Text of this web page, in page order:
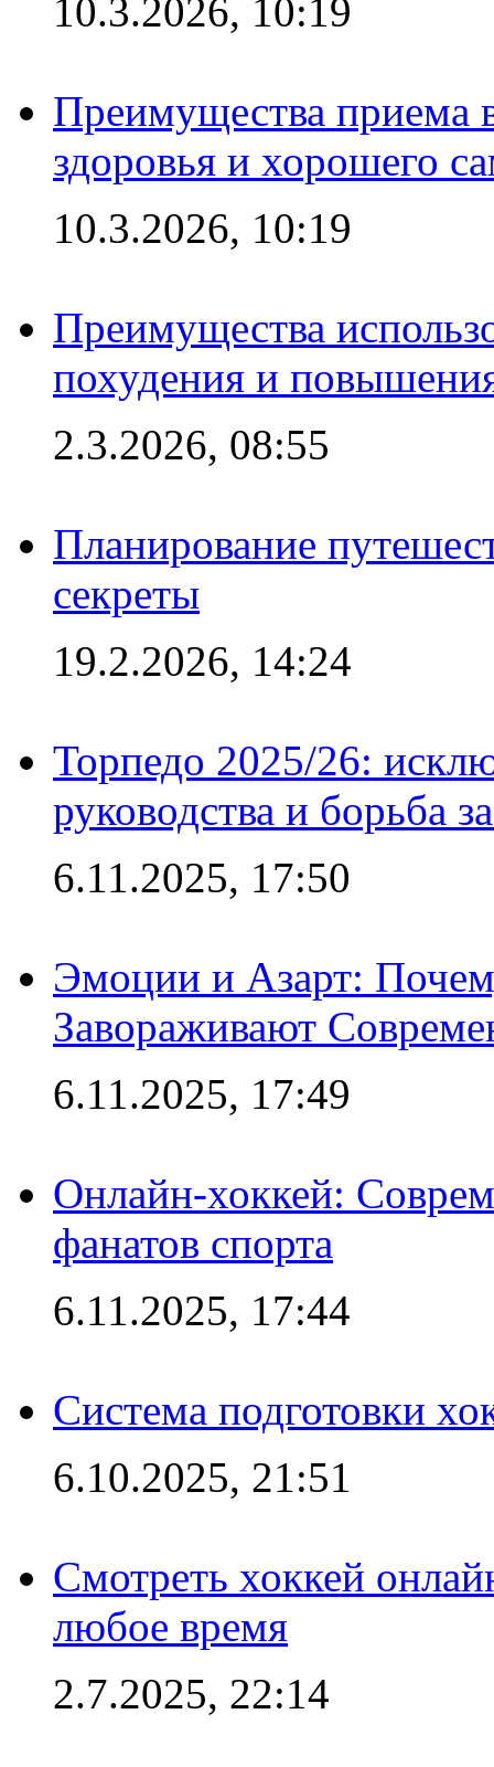
10.3.2026, 10:19
Преимущества приема
здоровья и хорошего
10.3.2026, 10:19
Преимущества
похудения и
2.3.2026, 08:55
Планирование
секреты
19.2.2026, 14:24
Торпедо 2025/26:
руководства и борьба
6.11.2025, 17:50
Эмоции и Азарт:
Завораживают
6.11.2025, 17:49
Онлайн-хоккей:
фанатов спорта
6.11.2025, 17:44
Система подготовки
6.10.2025, 21:51
Смотреть хоккей
любое время
2.7.2025, 22:14